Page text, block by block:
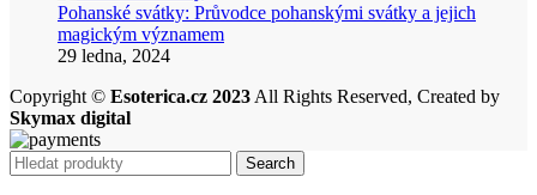
Pohanské svátky: Průvodce pohanskými svátky a jejich
magickým významem
29 ledna, 2024
Copyright © Esoterica.cz 2023 All Rights Reserved, Created by
Skymax digital
Search